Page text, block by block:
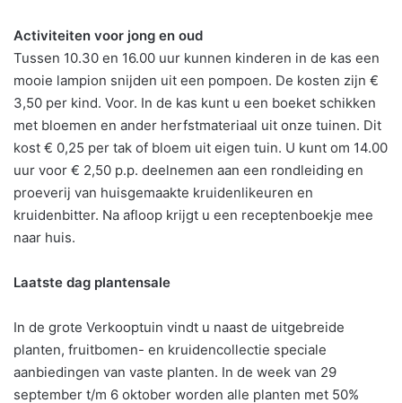
Activiteiten voor jong en oud
Tussen 10.30 en 16.00 uur kunnen kinderen in de kas een
mooie lampion snijden uit een pompoen. De kosten zijn €
3,50 per kind. Voor. In de kas kunt u een boeket schikken
met bloemen en ander herfstmateriaal uit onze tuinen. Dit
kost € 0,25 per tak of bloem uit eigen tuin. U kunt om 14.00
uur voor € 2,50 p.p. deelnemen aan een rondleiding en
proeverij van huisgemaakte kruidenlikeuren en
kruidenbitter. Na afloop krijgt u een receptenboekje mee
naar huis.
Laatste dag plantensale
In de grote Verkooptuin vindt u naast de uitgebreide
planten, fruitbomen- en kruidencollectie speciale
aanbiedingen van vaste planten. In de week van 29
september t/m 6 oktober worden alle planten met 50%